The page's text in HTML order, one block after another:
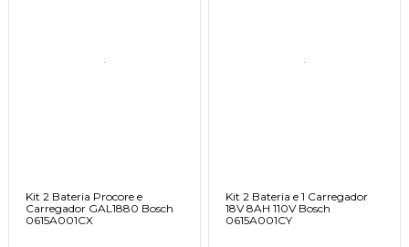
Kit 2 Bateria Procore e
Carregador GAL1880 Bosch
0615A001CX
Kit 2 Bateria e 1 Carregador
18V 8AH 110V Bosch
0615A001CY